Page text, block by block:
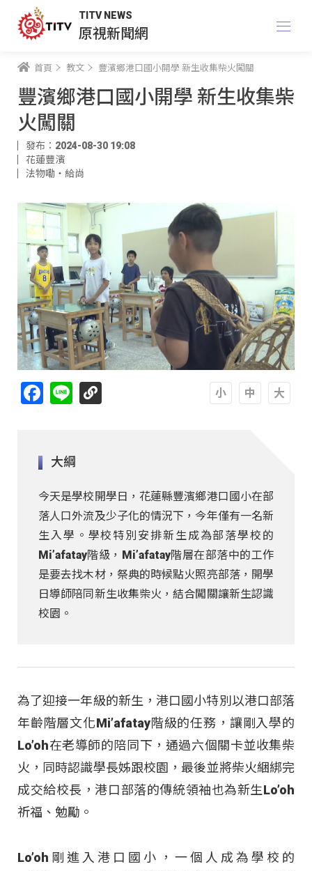
TITV NEWS
原視新聞網
首頁 教文 豐濱鄉港口國小開學 新生收集柴火闖關
豐濱鄉港口國小開學 新生收集柴
火闖關
發布：2024-08-30 19:08
花蓮豐濱
法物嘞‧給尚
Facebook
Line
大綱
今天是學校開學日，花蓮縣豐濱鄉港口國小在部
落人口外流及少子化的情況下，今年僅有一名新
生入學。學校特別安排新生成為部落學校的
Mi’afatay階級，Mi’afatay階層在部落中的工作
是要去找木材，祭典的時候點火照亮部落，開學
日導師陪同新生收集柴火，結合闖關讓新生認識
校園。
為了迎接一年級的新生，港口國小特別以港口部落
年齡階層文化Mi’afatay階級的任務，讓剛入學的
Lo’oh在老導師的陪同下，通過六個關卡並收集柴
火，同時認識學長姊跟校園，最後並將柴火綑綁完
成交給校長，港口部落的傳統領袖也為新生Lo’oh
祈福、勉勵。
Lo’oh剛進入港口國小，一個人成為學校的